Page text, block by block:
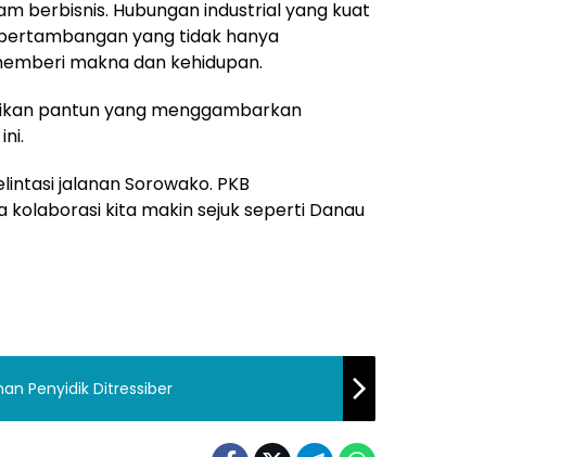
berbisnis. Hubungan industrial yang kuat
yang tidak hanya
makna dan kehidupan.
pantun yang menggambarkan
jalanan Sorowako. PKB
kita makin sejuk seperti Danau
Penyidik Ditressiber